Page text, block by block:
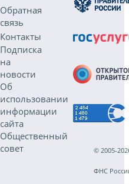
Обратная
связь
Контакты
Подписка
на
новости
Об
использовании
информации
сайта
Общественный
совет
© 2005-
ФНС